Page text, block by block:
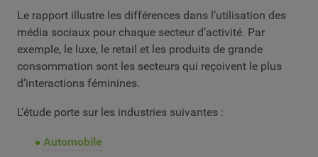
Le rapport illustre les différences dans l’utilisation des
média sociaux pour chaque secteur d’activité. Par
exemple, le luxe, le retail et les produits de grande
consommation sont les secteurs qui reçoivent le plus
d’interactions féminines.
L’étude porte sur les industries suivantes :
Automobile